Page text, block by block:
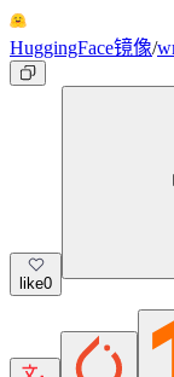
HuggingFace镜像/
like0